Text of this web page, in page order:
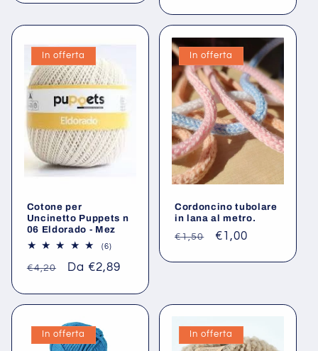
listino
In offerta
Cotone per
Uncinetto Puppets n
06 Eldorado - Mez
(6)6
totali
Prezzo
listino
€4,20
Prezzo
Da €2,89
In offerta
Cordoncino tubolare
in lana al metro.
Prezzo
€1,50
Prezzo
€1,00
In offerta In offerta